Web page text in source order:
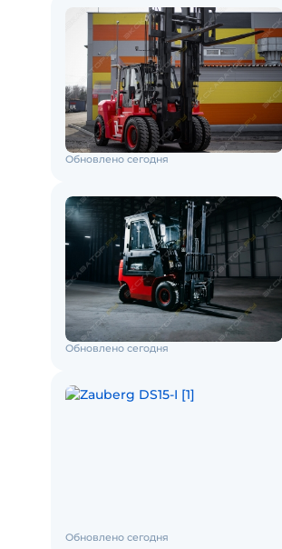
Обновлено сегодня
Обновлено сегодня
Обновлено сегодня